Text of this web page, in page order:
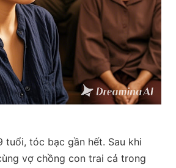
tuổi, tóc bạc gần hết. Sau khi
vợ chồng con trai cả trong